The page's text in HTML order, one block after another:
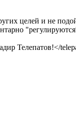
целей и не
Телепатов!</